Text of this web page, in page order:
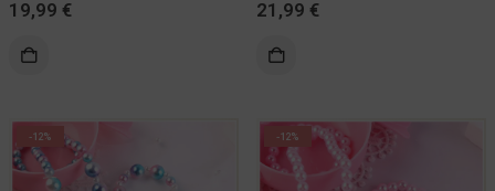
19,99 € 21,99 €
IN DEN WARENKORB
-12% -12%